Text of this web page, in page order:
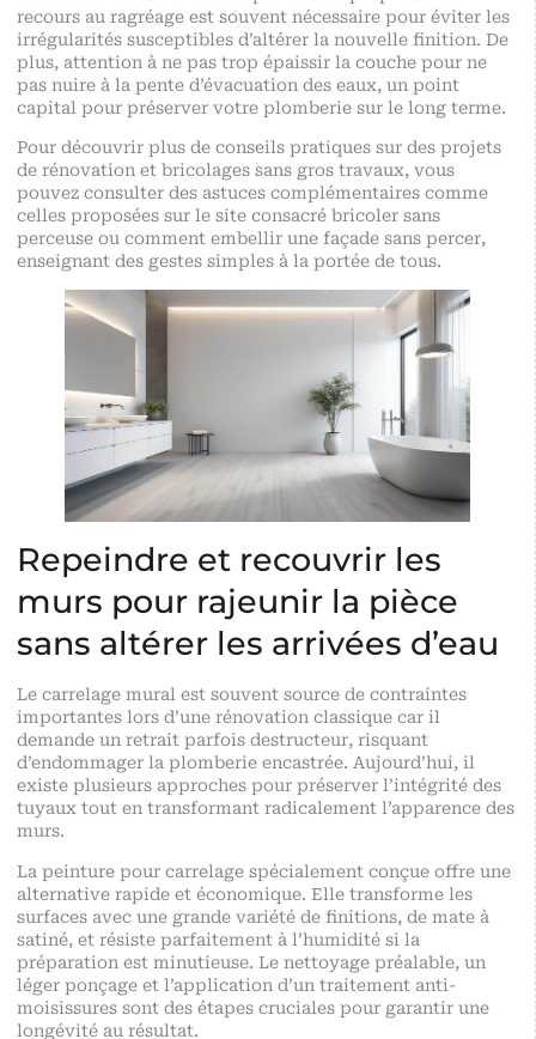
recours au ragréage est souvent nécessaire pour éviter les
irrégularités susceptibles d’altérer la nouvelle finition. De
plus, attention à ne pas trop épaissir la couche pour ne
pas nuire à la pente d’évacuation des eaux, un point
capital pour préserver votre plomberie sur le long terme.
Pour découvrir plus de conseils pratiques sur des projets
de rénovation et bricolages sans gros travaux, vous
pouvez consulter des astuces complémentaires comme
celles proposées sur le site consacré bricoler sans
perceuse ou comment embellir une façade sans percer,
enseignant des gestes simples à la portée de tous.
Repeindre et recouvrir les
murs pour rajeunir la pièce
sans altérer les arrivées d’eau
Le carrelage mural est souvent source de contraintes
importantes lors d’une rénovation classique car il
demande un retrait parfois destructeur, risquant
d’endommager la plomberie encastrée. Aujourd’hui, il
existe plusieurs approches pour préserver l’intégrité des
tuyaux tout en transformant radicalement l’apparence des
murs.
La peinture pour carrelage spécialement conçue offre une
alternative rapide et économique. Elle transforme les
surfaces avec une grande variété de finitions, de mate à
satiné, et résiste parfaitement à l’humidité si la
préparation est minutieuse. Le nettoyage préalable, un
léger ponçage et l’application d’un traitement anti-
moisissures sont des étapes cruciales pour garantir une
longévité au résultat.